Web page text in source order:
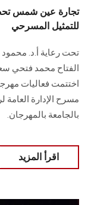
تجارة عين شمس تحصد
للتمثيل المسرحي
تحت رعاية أ.د.
الفتاح محمد فتحي
اختتمت فعاليات
مسرح الإدارة
بالجامعة بالمهرجان.
اقرأ المزيد